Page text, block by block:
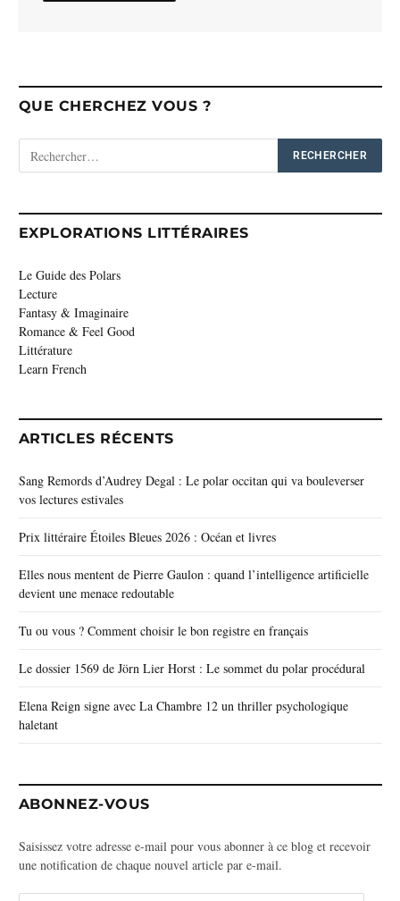
QUE CHERCHEZ VOUS ?
EXPLORATIONS LITTÉRAIRES
Le Guide des Polars
Lecture
Fantasy & Imaginaire
Romance & Feel Good
Littérature
Learn French
ARTICLES RÉCENTS
Sang Remords d’Audrey Degal : Le polar occitan qui va bouleverser
vos lectures estivales
Prix littéraire Étoiles Bleues 2026 : Océan et livres
Elles nous mentent de Pierre Gaulon : quand l’intelligence artificielle
devient une menace redoutable
Tu ou vous ? Comment choisir le bon registre en français
Le dossier 1569 de Jörn Lier Horst : Le sommet du polar procédural
Elena Reign signe avec La Chambre 12 un thriller psychologique
haletant
ABONNEZ-VOUS
Saisissez votre adresse e-mail pour vous abonner à ce blog et recevoir
une notification de chaque nouvel article par e-mail.